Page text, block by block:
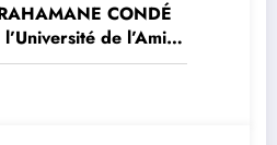
CONDÉ
de l’Amitié
Lumumba »,